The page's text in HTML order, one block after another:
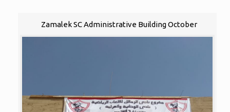
Zamalek SC Administrative Building October